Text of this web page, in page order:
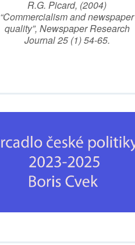
R.G. Picard, (2004)
“Commercialism and newspaper
quality”, Newspaper Research
Journal 25 (1) 54-65.